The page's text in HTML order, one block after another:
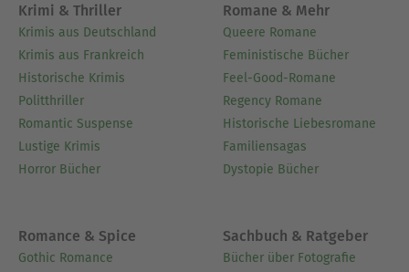
Krimi & Thriller
Krimis aus Deutschland
Krimis aus Frankreich
Historische Krimis
Politthriller
Romantic Suspense
Lustige Krimis
Horror Bücher
Romane & Mehr
Queere Romane
Feministische Bücher
Feel-Good-Romane
Regency Romane
Historische Liebesromane
Familiensagas
Dystopie Bücher
Romance & Spice
Gothic Romance
Sachbuch & Ratgeber
Bücher über Fotografie